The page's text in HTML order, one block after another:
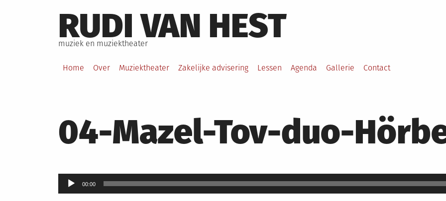
to
content
RUDI VAN HEST
muziek en muziektheater
Home Over Muziektheater Zakelijke advisering Lessen Agenda Gallerie Contact
04-Mazel-Tov-duo-
Audiospeler
00:00